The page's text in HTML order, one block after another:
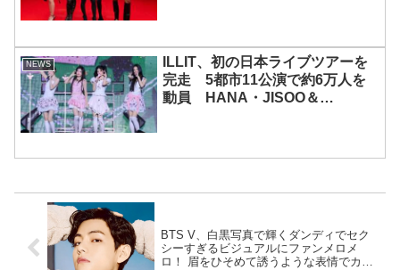
NEWS
ILLIT、初の日本ライブツアーを
完走 5都市11公演で約6万人を
動員 HANA・JISOO＆
BTS V、白黒写真で輝くダンディでセク
シーすぎるビジュアルにファンメロメ
ロ！ 眉をひそめて誘うような表情でカメ